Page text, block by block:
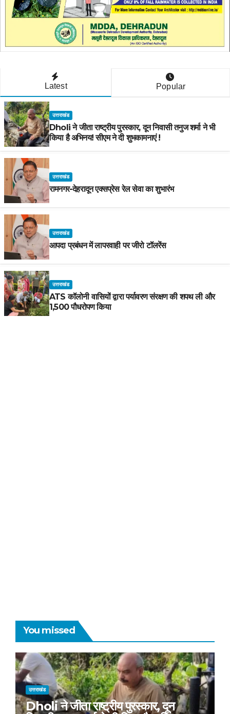
Latest Popular
उत्तराखंड
Dholi ने जीता राष्ट्रीय पुरस्कार, दून निवासी तनुज शर्मा ने भी
किया है अभिनय! सीएम ने दी शुभकामनाएं !
उत्तराखंड
रामनगर-देहरादून एक्सप्रेस रेल सेवा का शुभारंभ
उत्तराखंड
आपदा प्रबंधन में लापरवाही पर जीरो टॉलरेंस
उत्तराखंड
ATS कॉलोनी वासियों द्वारा पर्यावरण संरक्षण की शपथ ली और
1,500 पौधरोपण किया
You missed
उत्तराखंड
Dholi ने जीता राष्ट्रीय पुरस्कार, दून